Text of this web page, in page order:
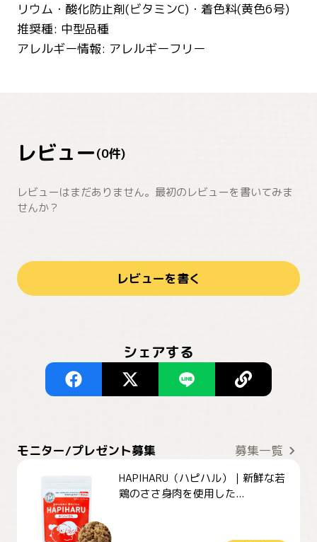
リウム・酸化防止剤(ビタミンC)・着色料(黄色6号)
推奨種: 中型品種
アレルギー情報: アレルギーフリー
レビュー(0件)
レビューはまだありません。最初のレビューを書いてみま
せんか？
レビューを書く
シェアする
モニター/プレゼント募集 募集一覧
HAPIHARU（ハピハル）｜新鮮な若
鶏のささ身肉を使用した...